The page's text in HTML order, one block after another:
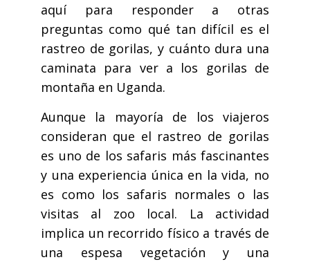
aquí para responder a otras
preguntas como qué tan difícil es el
rastreo de gorilas, y cuánto dura una
caminata para ver a los gorilas de
montaña en Uganda.
Aunque la mayoría de los viajeros
consideran que el rastreo de gorilas
es uno de los safaris más fascinantes
y una experiencia única en la vida, no
es como los safaris normales o las
visitas al zoo local. La actividad
implica un recorrido físico a través de
una espesa vegetación y una